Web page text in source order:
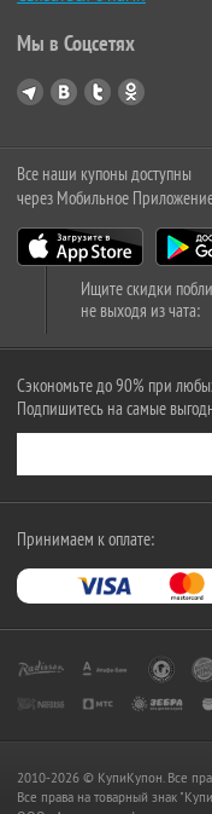
Мы в Соцсетях
Все наши купоны доступны
через Мобильное
Ищите скидки
не выходя из чата:
Сэкономьте до 90% при
Подпишитесь на самые
Принимаем к оплате:
2010-2026 © КупиКупон. Все
Все права на товарный знак